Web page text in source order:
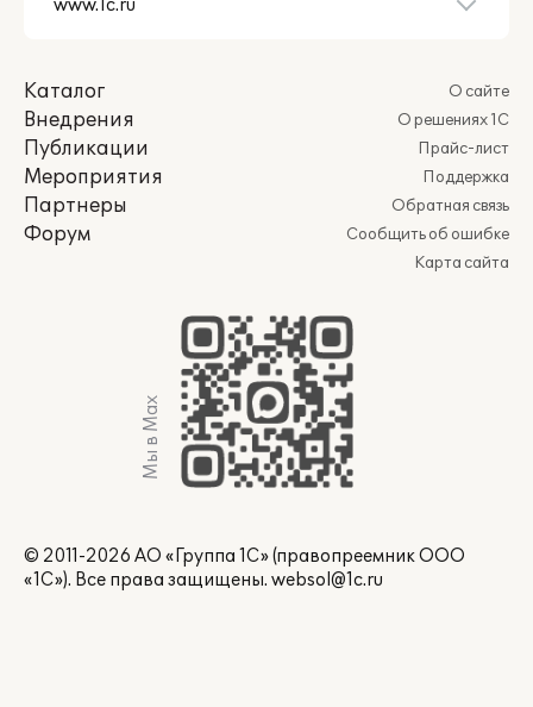
Каталог
Внедрения
Публикации
Мероприятия
Партнеры
Форум
О сайте
О решениях 1С
Прайс-лист
Поддержка
Обратная связь
Сообщить об ошибке
Карта сайта
Мы в Max
© 2011-2026 АО «Группа 1С» (правопреемник ООО
«1С»). Все права защищены. websol@1c.ru